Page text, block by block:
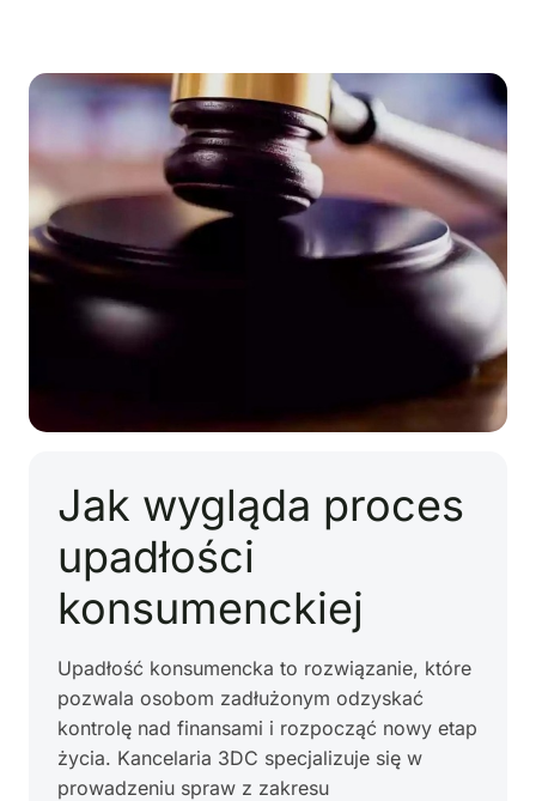
Jak wygląda proces
upadłości
konsumenckiej
Upadłość konsumencka to rozwiązanie, które
pozwala osobom zadłużonym odzyskać
kontrolę nad finansami i rozpocząć nowy etap
życia. Kancelaria 3DC specjalizuje się w
prowadzeniu spraw z zakresu